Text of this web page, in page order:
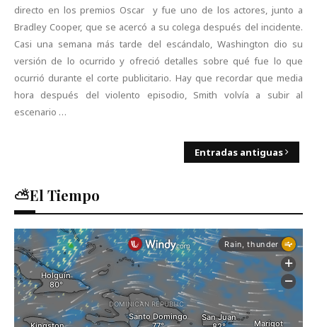
directo en los premios Oscar y fue uno de los actores, junto a
Bradley Cooper, que se acercó a su colega después del incidente.
Casi una semana más tarde del escándalo, Washington dio su
versión de lo ocurrido y ofreció detalles sobre qué fue lo que
ocurrió durante el corte publicitario. Hay que recordar que media
hora después del violento episodio, Smith volvía a subir al
escenario …
Entradas antiguas
⛅El Tiempo